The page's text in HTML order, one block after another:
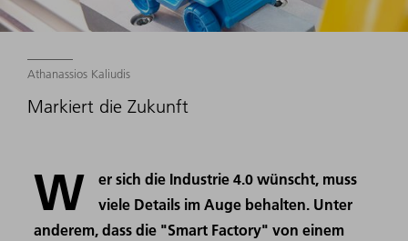
Athanassios Kaliudis
Markiert die Zukunft
W
er sich die Industrie 4.0 wünscht, muss
viele Details im Auge behalten. Unter
anderem, dass die "Smart Factory" von einem